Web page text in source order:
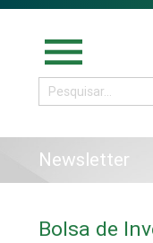
menu
Newsletter
Bolsa de